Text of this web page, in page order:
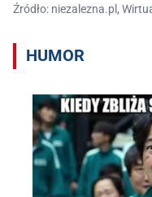
Źródło: niezalezna.pl,
HUMOR